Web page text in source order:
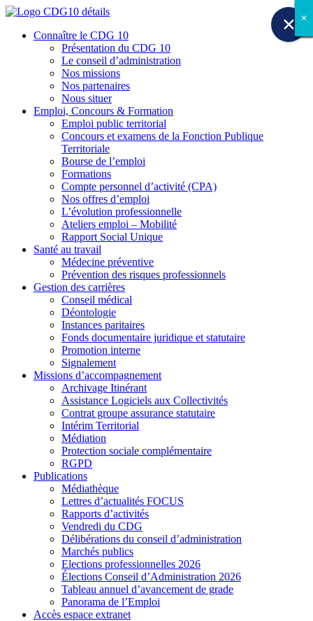
Connaître le CDG 10
Présentation du CDG 10
Le conseil d’administration
Nos missions
Nos partenaires
Nous situer
Emploi, Concours & Formation
Emploi public territorial
Concours et examens de la Fonction Publique
Territoriale
Bourse de l’emploi
Formations
Compte personnel d’activité (CPA)
Nos offres d’emploi
L’évolution professionnelle
Ateliers emploi – Mobilité
Rapport Social Unique
Santé au travail
Médecine préventive
Prévention des risques professionnels
Gestion des carrières
Conseil médical
Déontologie
Instances paritaires
Fonds documentaire juridique et statutaire
Promotion interne
Signalement
Missions d’accompagnement
Archivage Itinérant
Assistance Logiciels aux Collectivités
Contrat groupe assurance statutaire
Intérim Territorial
Médiation
Protection sociale complémentaire
RGPD
Publications
Médiathèque
Lettres d’actualités FOCUS
Rapports d’activités
Vendredi du CDG
Délibérations du conseil d’administration
Marchés publics
Elections professionnelles 2026
Élections Conseil d’Administration 2026
Tableau annuel d’avancement de grade
Panorama de l’Emploi
Accès espace extranet
✕ ✕
✕
✕
✕
✕
✕
✕
✕